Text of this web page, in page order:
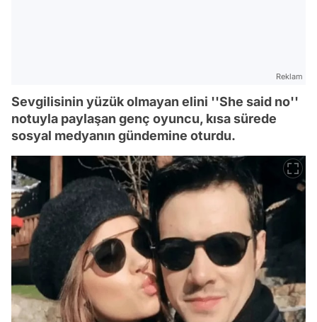
Reklam
Sevgilisinin yüzük olmayan elini ''She said no''
notuyla paylaşan genç oyuncu, kısa sürede
sosyal medyanın gündemine oturdu.